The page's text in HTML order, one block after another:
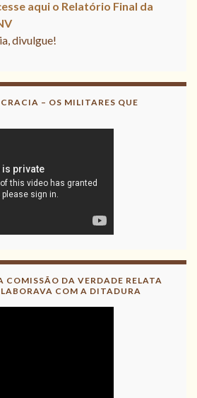
– OS MILITARES QUE
COMISSÃO DA VERDADE RELATA
COM A DITADURA